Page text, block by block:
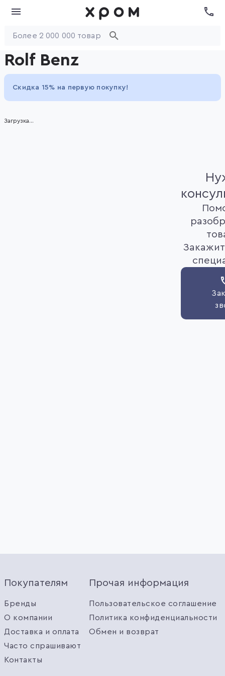
Rolf Benz
Скидка 15% на первую покупку!
Загрузка...
Покупателям
Бренды
О компании
Доставка и оплата
Часто спрашивают
Контакты
Прочая информация
Пользовательское соглашение
Политика конфиденциальности
Обмен и возврат